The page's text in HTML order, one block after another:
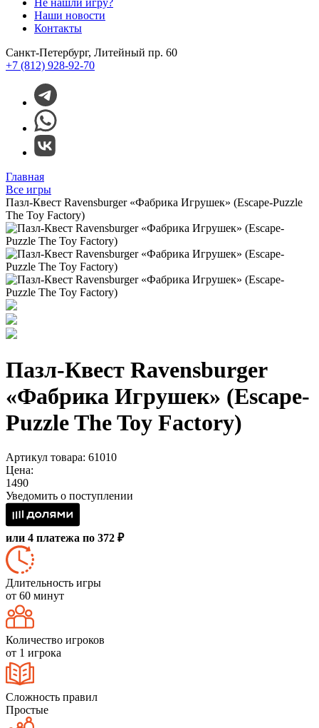
Наши новости
Контакты
Санкт-Петербург, Литейный пр. 60
+7 (812) 928-92-70
Главная
Все игры
Пазл-Квест Ravensburger «Фабрика Игрушек» (Escape-Puzzle
The Toy Factory)
Пазл-Квест Ravensburger
«Фабрика Игрушек» (Escape-
Puzzle The Toy Factory)
Артикул товара: 61010
Цена:
1490
Уведомить о поступлении
или 4 платежа по 372 ₽
Длительность игры
от 60 минут
Количество игроков
от 1 игрока
Сложность правил
Простые